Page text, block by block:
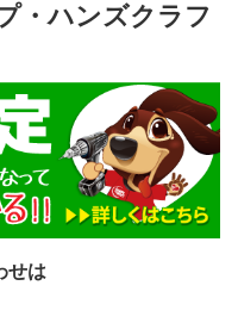
・ハンズクラフ
せは